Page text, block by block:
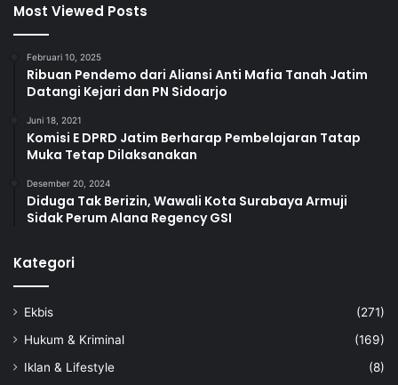
Most Viewed Posts
Februari 10, 2025
Ribuan Pendemo dari Aliansi Anti Mafia Tanah Jatim
Datangi Kejari dan PN Sidoarjo
Juni 18, 2021
Komisi E DPRD Jatim Berharap Pembelajaran Tatap
Muka Tetap Dilaksanakan
Desember 20, 2024
Diduga Tak Berizin, Wawali Kota Surabaya Armuji
Sidak Perum Alana Regency GSI
Kategori
Ekbis
(271)
Hukum & Kriminal
(169)
Iklan & Lifestyle
(8)